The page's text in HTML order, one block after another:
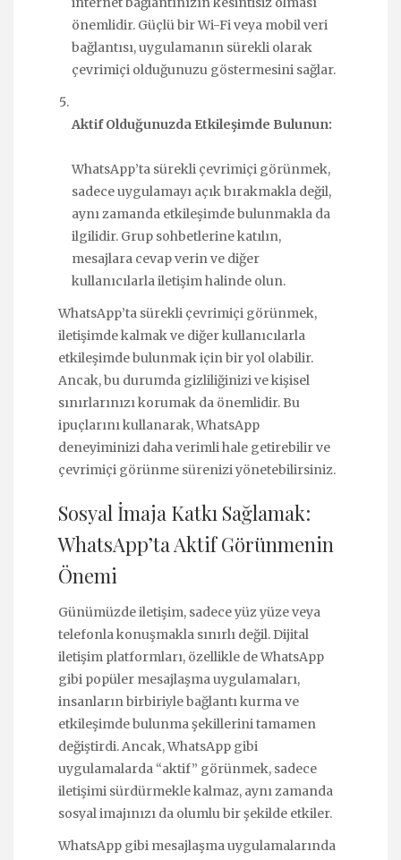
önemlidir. Güçlü bir Wi-Fi veya mobil veri
bağlantısı, uygulamanın sürekli olarak
çevrimiçi olduğunuzu göstermesini sağlar.
Aktif Olduğunuzda Etkileşimde Bulunun:
WhatsApp’ta sürekli çevrimiçi görünmek,
sadece uygulamayı açık bırakmakla değil,
aynı zamanda etkileşimde bulunmakla da
ilgilidir. Grup sohbetlerine katılın,
mesajlara cevap verin ve diğer
kullanıcılarla iletişim halinde olun.
WhatsApp’ta sürekli çevrimiçi görünmek,
iletişimde kalmak ve diğer kullanıcılarla
etkileşimde bulunmak için bir yol olabilir.
Ancak, bu durumda gizliliğinizi ve kişisel
sınırlarınızı korumak da önemlidir. Bu
ipuçlarını kullanarak, WhatsApp
deneyiminizi daha verimli hale getirebilir ve
çevrimiçi görünme sürenizi yönetebilirsiniz.
Sosyal İmaja Katkı Sağlamak:
WhatsApp’ta Aktif Görünmenin
Önemi
Günümüzde iletişim, sadece yüz yüze veya
telefonla konuşmakla sınırlı değil. Dijital
iletişim platformları, özellikle de WhatsApp
gibi popüler mesajlaşma uygulamaları,
insanların birbiriyle bağlantı kurma ve
etkileşimde bulunma şekillerini tamamen
değiştirdi. Ancak, WhatsApp gibi
uygulamalarda “aktif” görünmek, sadece
iletişimi sürdürmekle kalmaz, aynı zamanda
sosyal imajınızı da olumlu bir şekilde etkiler.
WhatsApp gibi mesajlaşma uygulamalarında